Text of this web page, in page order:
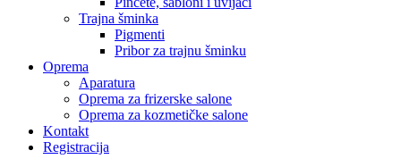
Trajna šminka
Pigmenti
Pribor za trajnu šminku
Oprema
Aparatura
Oprema za frizerske salone
Oprema za kozmetičke salone
Kontakt
Registracija